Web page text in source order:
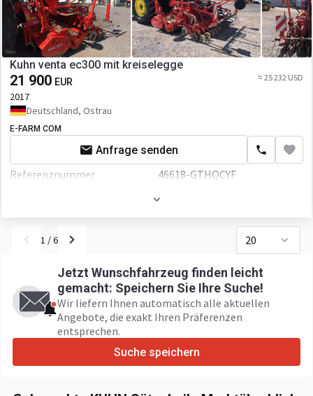
Kuhn venta ec300 mit kreiselegge
21 900 EUR ≈ 25 232 USD
2017
Deutschland, Ostrau
E-FARM COM
Anfrage senden
Referenznummer 46618-GTHQCYF
1 /6 20
Jetzt Wunschfahrzeug finden leicht
gemacht: Speichern Sie Ihre Suche!
Wir liefern Ihnen automatisch alle aktuellen
Angebote, die exakt Ihren Präferenzen
entsprechen.
Suche speichern